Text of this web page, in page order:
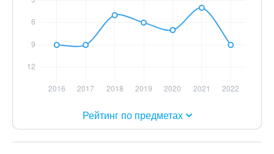
Рейтинг по предметах